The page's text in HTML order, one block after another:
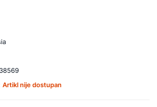
Artikl nije dostupan